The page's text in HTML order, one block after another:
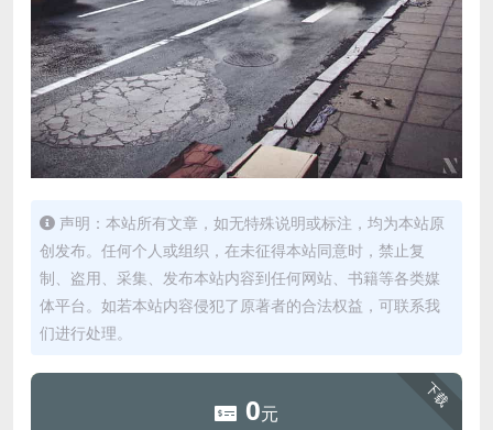
声明：本站所有文章，如无特殊说明或标注，均为本站原
创发布。任何个人或组织，在未征得本站同意时，禁止复
制、盗用、采集、发布本站内容到任何网站、书籍等各类媒
体平台。如若本站内容侵犯了原著者的合法权益，可联系我
们进行处理。
下载
0元